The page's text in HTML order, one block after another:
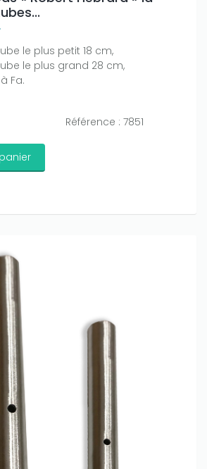
le plus petit 18 cm,
le plus grand 28 cm,
Fa.
Référence : 7851